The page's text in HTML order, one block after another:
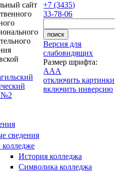
+7 (3435)
33-78-06
Версия для
слабовидящих
Размер шрифта:
AAA
отключить картинки
включить инверсию
сайт
№2
сведения
История колледжа
Символика колледжа